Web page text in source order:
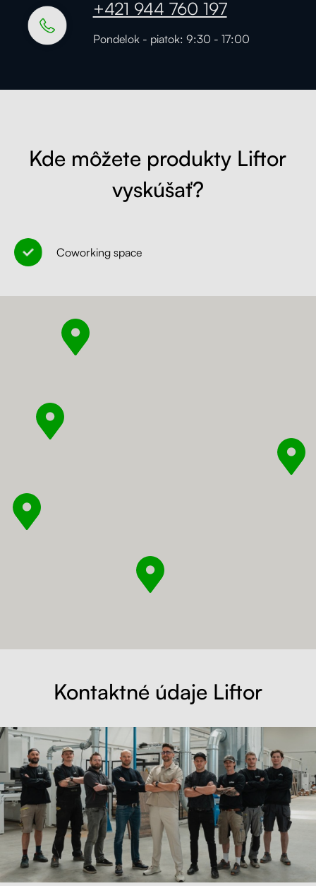
Kolieska
Stojany na monitor - Riser
Akustické paravány
Kontakt +421 944 760 197
Pondelok - piatok: 9:30 - 17:00
Kde môžete produkty Liftor
vyskúšať?
Coworking space
Kontaktné údaje Liftor